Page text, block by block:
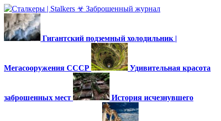
Гигантский подземный холодильник |
Мегасооружения СССР Удивительная красота
заброшенных мест История исчезнувшего